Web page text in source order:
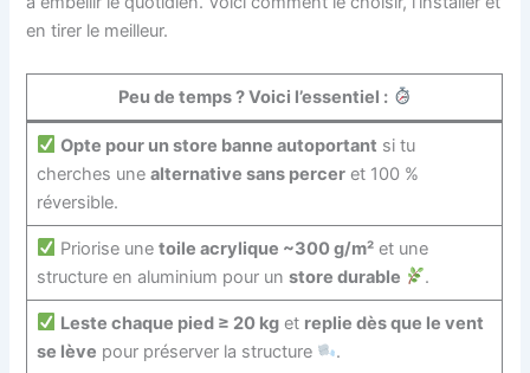
en tirer le meilleur.
Peu de temps ? Voici l’essentiel :
Opte pour un store banne autoportant si tu
cherches une alternative sans perceret 100 %
réversible.
Priorise unetoile acrylique ~300 g/m² et une
structure en aluminium pour un store durable .
Leste chaque pied ≥ 20 kg et replie dès que le vent
se lève pour préserver la structure .